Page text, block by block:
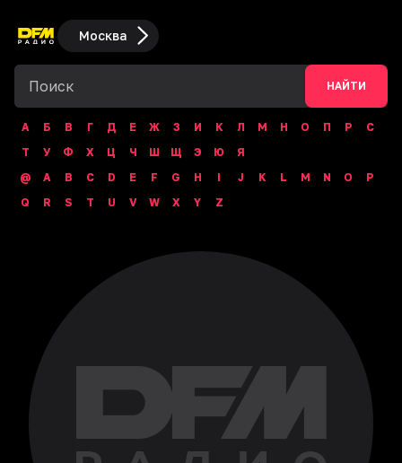
Москва
НАЙТИ
А Б В Г Д Е Ж З И К Л М Н О П Р
С
Т
У Ф Х Ц Ч Ш Щ Э Ю
Я
@
A B C D E F G H I J K L M N O
P
Q
R S T U V W X Y Z